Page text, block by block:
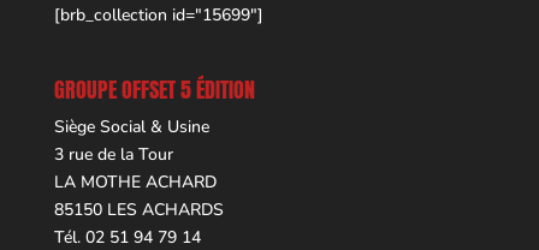
[brb_collection id="15699"]
GROUPE OFFSET 5 ÉDITION
Siège Social & Usine
3 rue de la Tour
LA MOTHE ACHARD
85150 LES ACHARDS
Tél. 02 51 94 79 14